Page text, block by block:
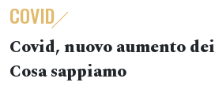
COVID
Covid, nuovo aumento
Cosa sappiamo